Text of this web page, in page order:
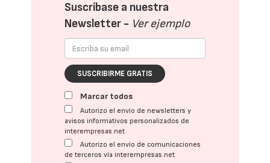
Suscríbase a nuestra
Newsletter - Ver ejemplo
SUSCRIBIRME GRATIS
Marcar todos
Autorizo el envío de newsletters y
avisos informativos personalizados de
interempresas.net
Autorizo el envío de comunicaciones
de terceros vía interempresas.net